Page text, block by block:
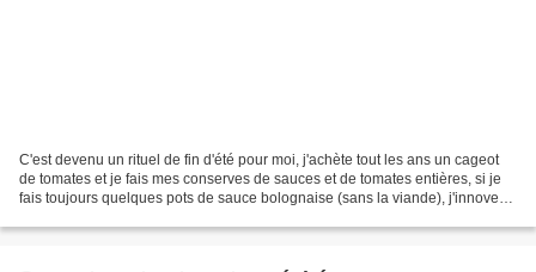
C'est devenu un rituel de fin d'été pour moi, j'achète tout les ans un cageot
de tomates et je fais mes conserves de sauces et de tomates entières, si je
fais toujours quelques pots de sauce bolognaise (sans la viande), j'innove